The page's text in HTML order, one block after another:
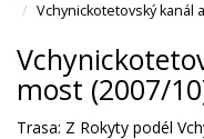
Vchynickotetovský kanál
most (2007/
Trasa: Z Rokyty podél